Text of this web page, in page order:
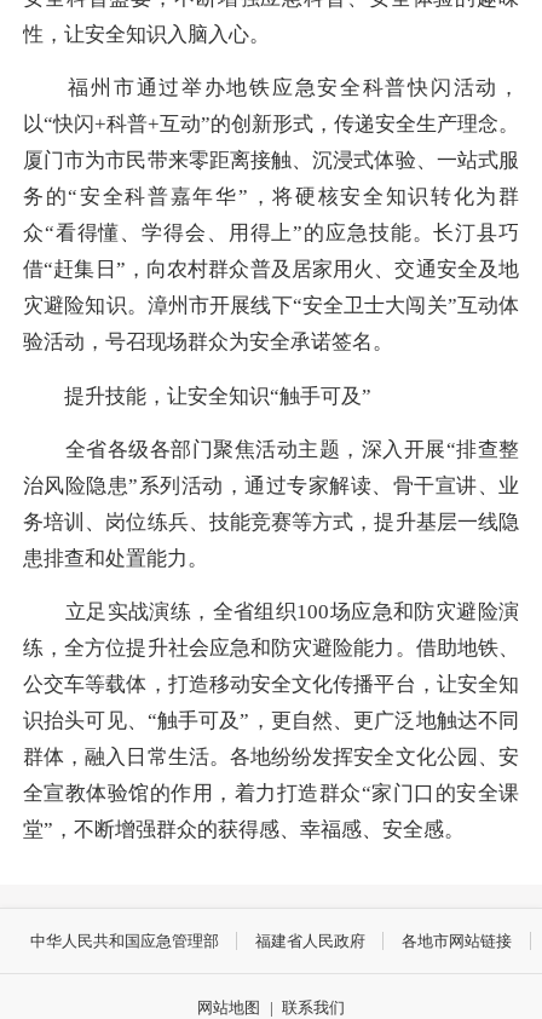
性，让安全知识入脑入心。
福州市通过举办地铁应急安全科普快闪活动，
以“快闪+科普+互动”的创新形式，传递安全生产理念。
厦门市为市民带来零距离接触、沉浸式体验、一站式服
务的“安全科普嘉年华”，将硬核安全知识转化为群
众“看得懂、学得会、用得上”的应急技能。长汀县巧
借“赶集日”，向农村群众普及居家用火、交通安全及地
灾避险知识。漳州市开展线下“安全卫士大闯关”互动体
验活动，号召现场群众为安全承诺签名。
提升技能，让安全知识“触手可及”
全省各级各部门聚焦活动主题，深入开展“排查整
治风险隐患”系列活动，通过专家解读、骨干宣讲、业
务培训、岗位练兵、技能竞赛等方式，提升基层一线隐
患排查和处置能力。
立足实战演练，全省组织100场应急和防灾避险演
练，全方位提升社会应急和防灾避险能力。借助地铁、
公交车等载体，打造移动安全文化传播平台，让安全知
识抬头可见、“触手可及”，更自然、更广泛地触达不同
群体，融入日常生活。各地纷纷发挥安全文化公园、安
全宣教体验馆的作用，着力打造群众“家门口的安全课
堂”，不断增强群众的获得感、幸福感、安全感。
中华人民共和国应急管理部 福建省人民政府 各地市网站链接
网站地图 | 联系我们